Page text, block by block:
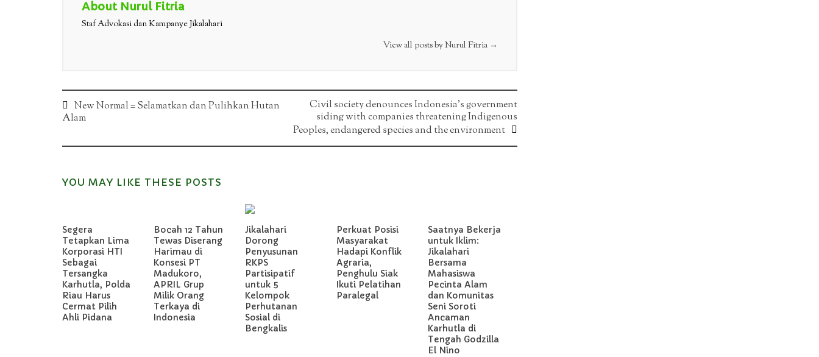
About Nurul Fitria
Staf Advokasi dan Kampanye Jikalahari
View all posts by Nurul Fitria →
Post
navigation
New Normal = Selamatkan dan Pulihkan Hutan
Alam
Civil society denounces Indonesia’s government
siding with companies threatening Indigenous
Peoples, endangered species and the environment
YOU MAY LIKE THESE POSTS
Segera
Tetapkan Lima
Korporasi HTI
Sebagai
Tersangka
Karhutla, Polda
Riau Harus
Cermat Pilih
Ahli Pidana
Bocah 12 Tahun
Tewas Diserang
Harimau di
Konsesi PT
Madukoro,
APRIL Grup
Milik Orang
Terkaya di
Indonesia
Jikalahari
Dorong
Penyusunan
RKPS
Partisipatif
untuk 5
Kelompok
Perhutanan
Sosial di
Bengkalis
Perkuat Posisi
Masyarakat
Hadapi Konflik
Agraria,
Penghulu Siak
Ikuti Pelatihan
Paralegal
Saatnya Bekerja
untuk Iklim:
Jikalahari
Bersama
Mahasiswa
Pecinta Alam
dan Komunitas
Seni Soroti
Ancaman
Karhutla di
Tengah Godzilla
El Nino